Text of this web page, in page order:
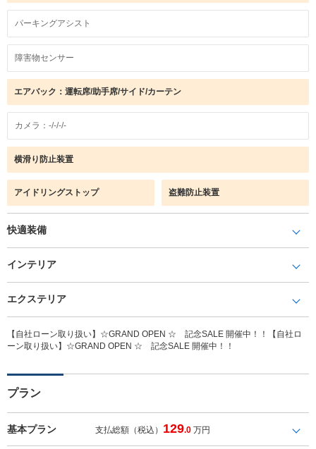
パーキングアシスト
障害物センサー
エアバック：運転席/助手席/サイド/カーテン
カメラ：-/-/-/-
横滑り防止装置
アイドリングストップ 盗難防止装置
快適装備
インテリア
エクステリア
【自社ローン取り扱い】☆GRAND OPEN ☆ 記念SALE 開催中！！【自社ロ
ーン取り扱い】☆GRAND OPEN ☆ 記念SALE 開催中！！
プラン
基本プラン 支払総額（税込） 129.0 万円